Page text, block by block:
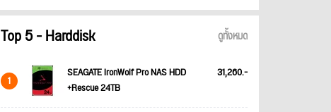
Top 5 - Harddisk ดูทั้งหมด
1
SEAGATE IronWolf Pro NAS HDD
+Rescue 24TB
31,260.-